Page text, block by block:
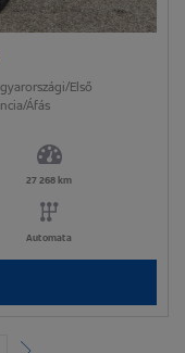
Első
Áfás
27 268 km
Automata